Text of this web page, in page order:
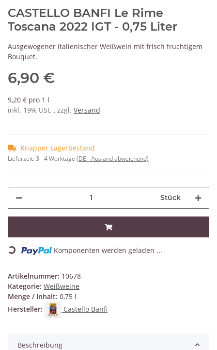
CASTELLO BANFI Le Rime
Toscana 2022 IGT - 0,75 Liter
Ausgewogener italienischer Weißwein mit frisch fruchtigem
Bouquet.
6,90 €
9,20 € pro 1 l
inkl. 19% USt. , zzgl. Versand
Knapper Lagerbestand
Lieferzeit:3 - 4 Werktage (DE - Ausland abweichend)
Stück
Loading... Komponenten werden geladen ...
Artikelnummer: 10678
Kategorie: Weißweine
Menge / Inhalt: 0,75 l
Hersteller:
Castello Banfi
Beschreibung